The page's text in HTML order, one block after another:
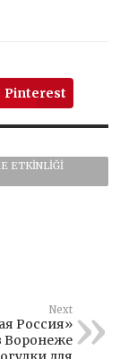
Pinterest
ETKINLIĞI
Next
Россия»
Воронеже